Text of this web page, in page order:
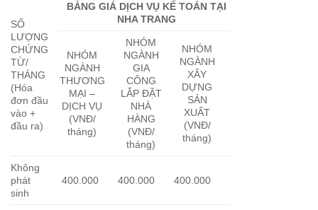
SỐ
LƯỢNG
CHỨNG
TỪ/
THÁNG
(Hóa
đơn đầu
vào +
đầu ra)
BẢNG GIÁ DỊCH VỤ KẾ TOÁN TẠI
NHA TRANG
NHÓM
NGÀNH
THƯƠNG
MẠI –
DỊCH VỤ
(VNĐ/
tháng)
NHÓM
NGÀNH
GIA
CÔNG
LẮP ĐẶT
NHÀ
HÀNG
(VNĐ/
tháng)
NHÓM
NGÀNH
XÂY
DỰNG
SẢN
XUẤT
(VNĐ/
tháng)
Không
phát
sinh
400.000 400.000 400.000